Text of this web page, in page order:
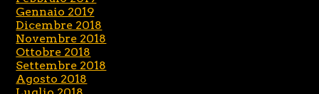
Gennaio 2019
Dicembre 2018
Novembre 2018
Ottobre 2018
Settembre 2018
Agosto 2018